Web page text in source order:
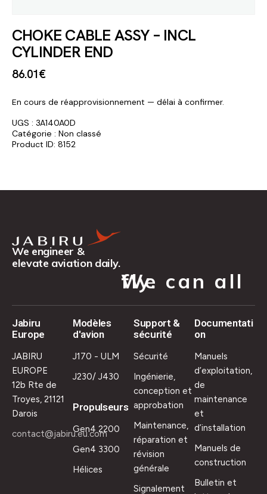
CHOKE CABLE ASSY – INCL
CYLINDER END
86.01€
En cours de réapprovisionnement — délai à confirmer.
UGS : 3A140A0D
Catégorie : Non classé
Product ID: 8152
We engineer &
elevate aviation daily.
We can all fly.
Jabiru
Europe
JABIRU
EUROPE
12b Rte de
Troyes, 21121
Darois
contact@jabiru.eu.com
Modèles
d'avion
J170 - ULM
J230/ J430
Propulseurs
Gen4 2200
Gen4 3300
Hélices
Support &
sécurité
Sécurité
Ingénierie,
conception et
approbation
Maintenance,
réparation et
révision
générale
Signalement
Documentati
on
Manuels
d’exploitation,
de
maintenance
et
d’installation
Manuels de
construction
Bulletin et